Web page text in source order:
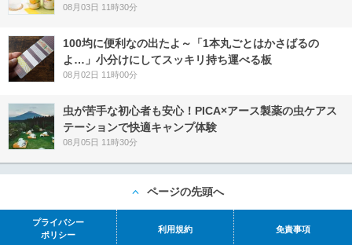
08月03日 11時30分
100均に便利なの出たよ～「1本丸ごとはかさばるの
よ…」小分けにしてスッキリ持ち運べる板
08月02日 11時00分
虫が苦手な初心者も安心！PICA×アース製薬の虫ケアス
テーションで快適キャンプ体験
08月05日 11時30分
ページの先頭へ
プライバシー
ポリシー
利用規約 免責事項